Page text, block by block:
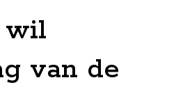
wil
van de